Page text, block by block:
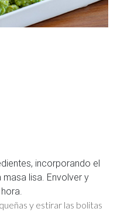
incorporando el
lisa. Envolver y
y estirar las bolitas